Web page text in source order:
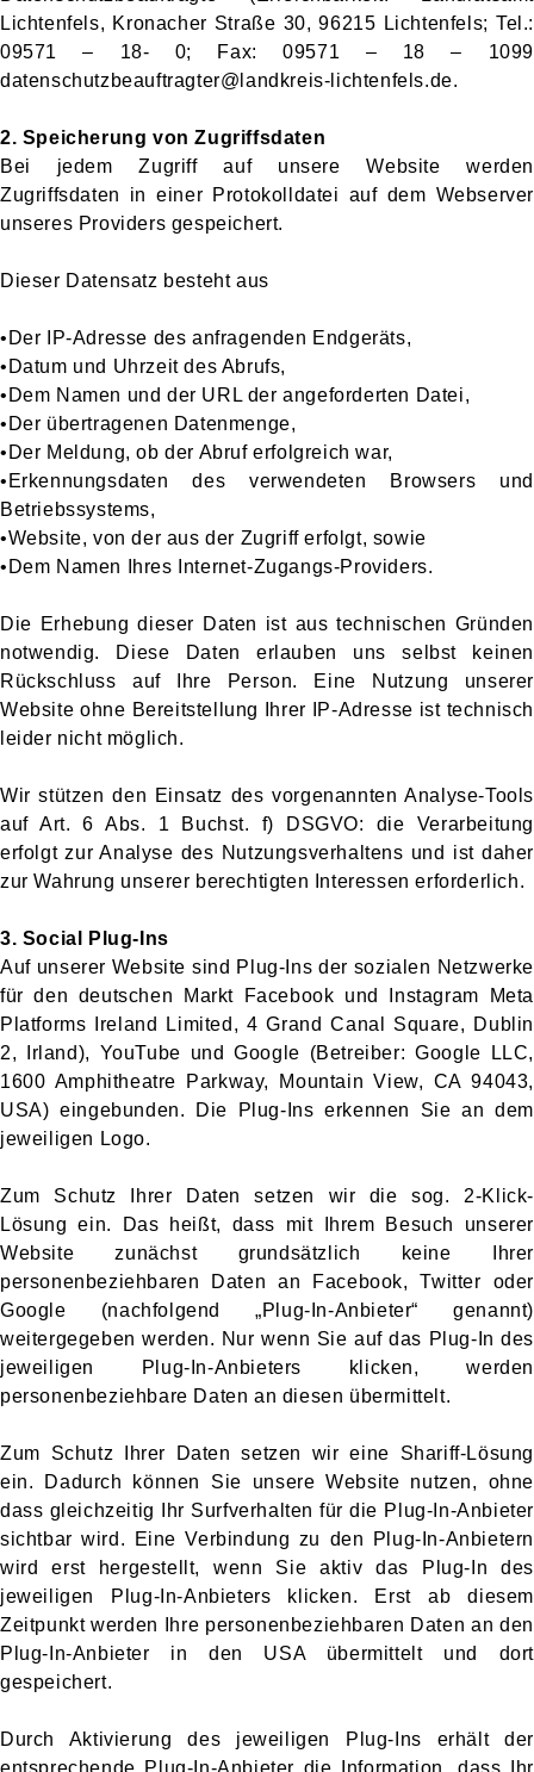
Lichtenfels, Kronacher Straße 30, 96215 Lichtenfels; Tel.:
09571 – 18- 0; Fax: 09571 – 18 – 1099
datenschutzbeauftragter@landkreis-lichtenfels.de.
2. Speicherung von Zugriffsdaten
Bei jedem Zugriff auf unsere Website werden
Zugriffsdaten in einer Protokolldatei auf dem Webserver
unseres Providers gespeichert.
Dieser Datensatz besteht aus
•Der IP-Adresse des anfragenden Endgeräts,
•Datum und Uhrzeit des Abrufs,
•Dem Namen und der URL der angeforderten Datei,
•Der übertragenen Datenmenge,
•Der Meldung, ob der Abruf erfolgreich war,
•Erkennungsdaten des verwendeten Browsers und
Betriebssystems,
•Website, von der aus der Zugriff erfolgt, sowie
•Dem Namen Ihres Internet-Zugangs-Providers.
Die Erhebung dieser Daten ist aus technischen Gründen
notwendig. Diese Daten erlauben uns selbst keinen
Rückschluss auf Ihre Person. Eine Nutzung unserer
Website ohne Bereitstellung Ihrer IP-Adresse ist technisch
leider nicht möglich.
Wir stützen den Einsatz des vorgenannten Analyse-Tools
auf Art. 6 Abs. 1 Buchst. f) DSGVO: die Verarbeitung
erfolgt zur Analyse des Nutzungsverhaltens und ist daher
zur Wahrung unserer berechtigten Interessen erforderlich.
3. Social Plug-Ins
Auf unserer Website sind Plug-Ins der sozialen Netzwerke
für den deutschen Markt Facebook und Instagram Meta
Platforms Ireland Limited, 4 Grand Canal Square, Dublin
2, Irland), YouTube und Google (Betreiber: Google LLC,
1600 Amphitheatre Parkway, Mountain View, CA 94043,
USA) eingebunden. Die Plug-Ins erkennen Sie an dem
jeweiligen Logo.
Zum Schutz Ihrer Daten setzen wir die sog. 2-Klick-
Lösung ein. Das heißt, dass mit Ihrem Besuch unserer
Website zunächst grundsätzlich keine Ihrer
personenbeziehbaren Daten an Facebook, Twitter oder
Google (nachfolgend „Plug-In-Anbieter“ genannt)
weitergegeben werden. Nur wenn Sie auf das Plug-In des
jeweiligen Plug-In-Anbieters klicken, werden
personenbeziehbare Daten an diesen übermittelt.
Zum Schutz Ihrer Daten setzen wir eine Shariff-Lösung
ein. Dadurch können Sie unsere Website nutzen, ohne
dass gleichzeitig Ihr Surfverhalten für die Plug-In-Anbieter
sichtbar wird. Eine Verbindung zu den Plug-In-Anbietern
wird erst hergestellt, wenn Sie aktiv das Plug-In des
jeweiligen Plug-In-Anbieters klicken. Erst ab diesem
Zeitpunkt werden Ihre personenbeziehbaren Daten an den
Plug-In-Anbieter in den USA übermittelt und dort
gespeichert.
Durch Aktivierung des jeweiligen Plug-Ins erhält der
entsprechende Plug-In-Anbieter die Information, dass Ihr